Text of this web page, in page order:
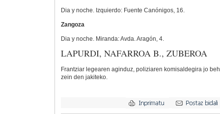
Dia y noche. Izquierdo: Fuente Canónigos, 16.
Zangoza
Dia y noche. Miranda: Avda. Aragón, 4.
LAPURDI, NAFARROA B., ZUBEROA
Frantziar legearen aginduz, poliziaren komisaldegira jo
zein den jakiteko.